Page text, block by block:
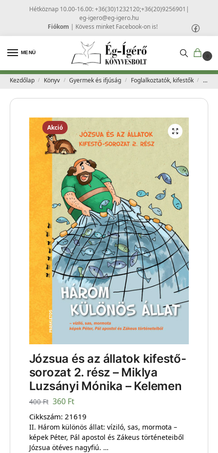
Hétköznap 10.00-16.00: +36(30)1232120;+36(20)9256901 |
eg-igero@eg-igero.hu
Fiókom | Kövess minket Facebook-on is!
MENÜ
0
Kezdőlap / Könyv / Gyermek és ifjúság / Foglalkoztatók, kifestők /
Akció
Józsua és az állatok kifestő-
sorozat 2. rész – Miklya
Luzsányi Mónika – Kelemen
400Ft 360 Ft
Cikkszám: 21619
II. Három különös állat: víziló, sas, mormota –
képek Péter, Pál apostol és Zákeus történeteiből
Józsua ötéves nagyfiú. …